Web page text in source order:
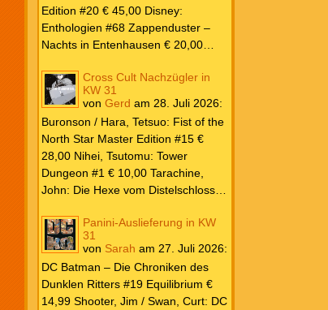
Carlsen Davon, Isla: Blackened
Blade PB #3 Of Blackened Blood €
18,00
Edition #20 € 45,00 Disney:
Enthologien #68 Zappenduster –
Nachts in Entenhausen € 20,00
Vagabond Master Edition #12 €
24,00 Inagaki / Murata: Eyeshield
Fujimoto: Chainsaw Man #22 € 8,50
Aoyama: Detektiv Conan #108 €
8,00 Eichinger, Daniel: Oventroja
(Fortsetzung von Jovantore) €
22,00 Iwatobi: Herr Unsichtbar und
seine zukünftige Frau #3 € 14,00
Cross Cult Nachzügler in
KW 31
von Gerd am 28. Juli 2026:
Buronson / Hara, Tetsuo: Fist of the
North Star Master Edition #15 €
28,00 Nihei, Tsutomu: Tower
Dungeon #1 € 10,00 Tarachine,
John: Die Hexe vom Distelschloss
Panini-Auslieferung in KW
31
von Sarah am 27. Juli 2026:
DC Batman – Die Chroniken des
Dunklen Ritters #19 Equilibrium €
14,99 Shooter, Jim / Swan, Curt: DC